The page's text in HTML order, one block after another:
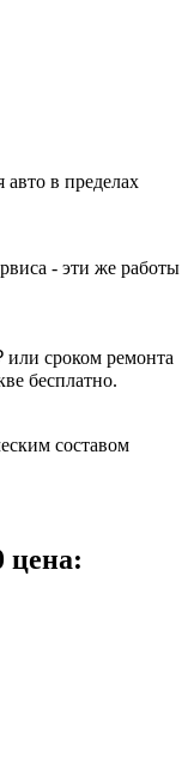
в пределах
- эти же работы
сроком ремонта
бесплатно.
составом
цена: